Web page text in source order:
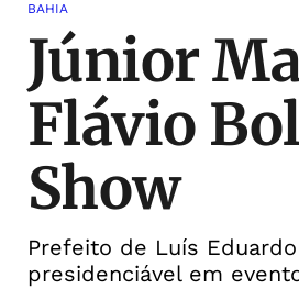
BAHIA
Júnior
Flávio
Show
Prefeito de Luís
presidenciável em